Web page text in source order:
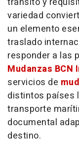
variedad
un elemento
traslado
responder a las
Mudanzas BCN
servicios de
distintos países
transporte
documental
destino.